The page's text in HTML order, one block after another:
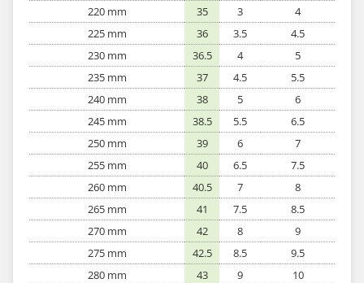
220 mm
35 3
4
225 mm
36 3.5
4.5
230 mm
36.5 4
5
235 mm
37 4.5
5.5
240 mm
38 5
6
245 mm
38.5 5.5
6.5
250 mm
39 6
7
255 mm
40 6.5
7.5
260 mm
40.5 7
8
265 mm
41 7.5
8.5
270 mm
42 8
9
275 mm
42.5 8.5
9.5
280 mm
43 9
10